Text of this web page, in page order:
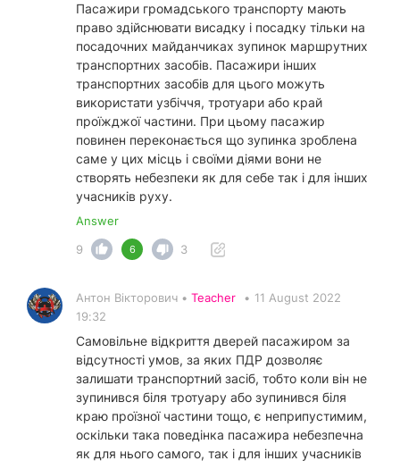
Пасажири громадського транспорту мають
право здійснювати висадку і посадку тільки на
посадочних майданчиках зупинок маршрутних
транспортних засобів. Пасажири інших
транспортних засобів для цього можуть
використати узбіччя, тротуари або край
проїжджої частини. При цьому пасажир
повинен переконається що зупинка зроблена
саме у цих місць і своїми діями вони не
створять небезпеки як для себе так і для інших
учасників руху.
Answer
9
6 3
Антон Вікторович • Teacher • 11 August 2022
19:32
Самовільне відкриття дверей пасажиром за
відсутності умов, за яких ПДР дозволяє
залишати транспортний засіб, тобто коли він не
зупинився біля тротуару або зупинився біля
краю проїзної частини тощо, є неприпустимим,
оскільки така поведінка пасажира небезпечна
як для нього самого, так і для інших учасників